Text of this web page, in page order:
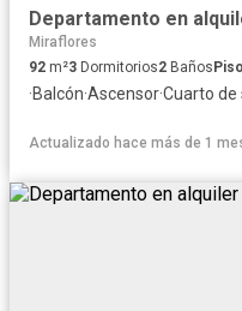
Miraflores
92 m²3 Dormitorios2 BañosPiso
·Balcón·Ascensor·Cuarto de
Actualizado hace más de 1